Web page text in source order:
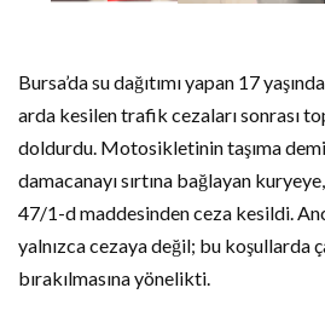
Bursa’da su dağıtımı yapan 17
arda kesilen trafik cezaları sonrası
doldurdu. Motosikletinin taşıma
damacanayı sırtına bağlayan
47/1-d maddesinden ceza kesildi.
yalnızca cezaya değil; bu koşullarda
bırakılmasına yönelikti.